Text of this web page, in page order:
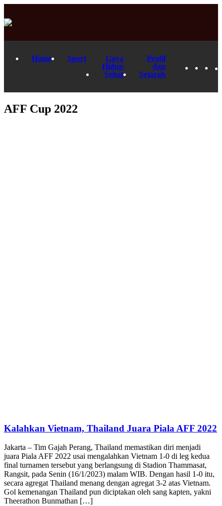
Home Sport
Gaya
Hidup
Sehat
Profil
dan
Sejarah
AFF Cup 2022
Kalahkan Vietnam, Thailand Juara Piala AFF 2022
Jakarta – Tim Gajah Perang, Thailand memastikan diri menjadi
juara Piala AFF 2022 usai mengalahkan Vietnam 1-0 di leg kedua
final turnamen tersebut yang berlangsung di Stadion Thammasat,
Rangsit, pada Senin (16/1/2023) malam WIB. Dengan hasil 1-0 itu,
secara agregat Thailand menang dengan agregat 3-2 atas Vietnam.
Gol kemenangan Thailand pun diciptakan oleh sang kapten, yakni
Theerathon Bunmathan […]